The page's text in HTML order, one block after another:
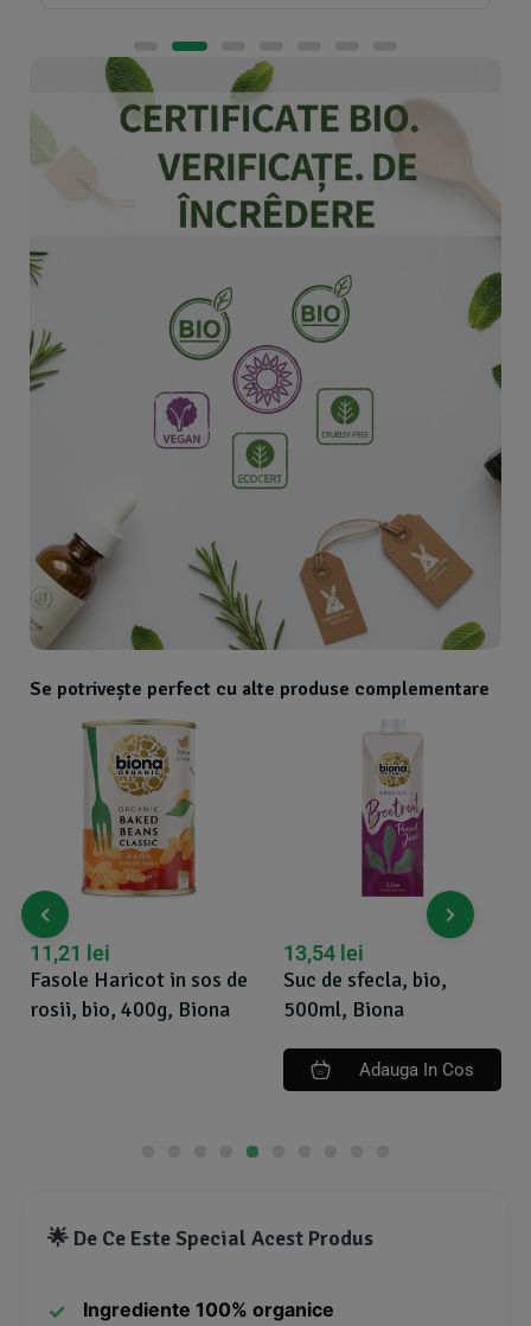
Se potrivește perfect cu alte produse complementare
in sos de
400g, Biona
Suc de sfecla, bio,
500ml, Biona
Adauga In Cos
Varza
🌟 De Ce Este Special Acest Produs
Ingrediente 100% organice